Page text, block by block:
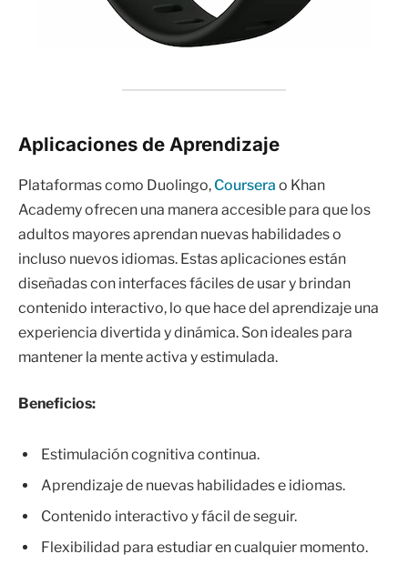
Aplicaciones de Aprendizaje
Plataformas como Duolingo, Coursera o Khan
Academy ofrecen una manera accesible para que los
adultos mayores aprendan nuevas habilidades o
incluso nuevos idiomas. Estas aplicaciones están
diseñadas con interfaces fáciles de usar y brindan
contenido interactivo, lo que hace del aprendizaje una
experiencia divertida y dinámica. Son ideales para
mantener la mente activa y estimulada.
Beneficios:
Estimulación cognitiva continua.
Aprendizaje de nuevas habilidades e idiomas.
Contenido interactivo y fácil de seguir.
Flexibilidad para estudiar en cualquier momento.